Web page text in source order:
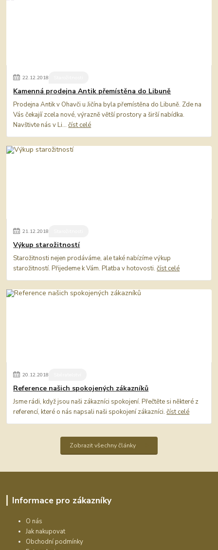
22.12.2018
Kamenná prodejna Antik přemístěna do Libuně
Prodejna Antik v Ohavči u Jičína byla přemístěna do Libuně. Zde na
Vás čekajíí zcela nové, výrazně větší prostory a širší nabídka.
Navštivte nás v Li...číst celé
21.12.2018
Výkup starožitností
Starožitnosti nejen prodáváme, ale také nabízíme výkup
starožitností. Přijedeme k Vám. Platba v hotovosti.číst celé
20.12.2018
Reference našich spokojených zákazníků
Jsme rádi, když jsou naši zákazníci spokojení. Přečtěte si některé z
referencí, které o nás napsali naši spokojení zákazníci.číst celé
Zobrazit všechny články
Informace pro zákazníky
O nás
Jak nakupovat
Obchodní podmínky